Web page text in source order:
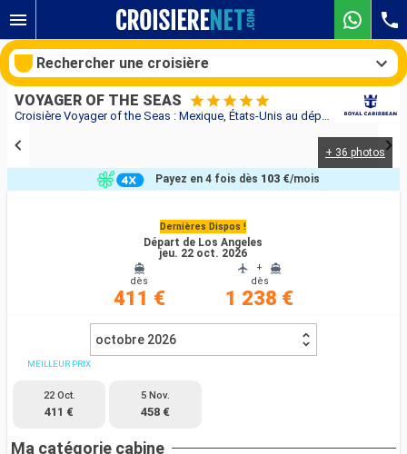
Croisière Voyager of the Seas : Mexique, États-Unis au départ de Los Angeles
VOYAGER OF THE SEAS
+ 36 photos
Dernières Dispos !
Départ de Los Angeles
jeu. 22 oct. 2026
dès
411 €
+
dès
1 238 €
Payez en 4 fois dès 103 €/mois
octobre 2026
MEILLEUR PRIX
22 Oct.
411 €
5 Nov.
458 €
Ma catégorie cabine
Rechercher une croisière
Compagnies
Rechercher